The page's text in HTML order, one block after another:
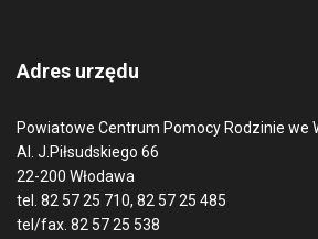
Adres urzędu
Powiatowe Centrum Pomocy Rodzinie we
Al. J.Piłsudskiego 66
22-200 Włodawa
tel. 82 57 25 710, 82 57 25 485
tel/fax. 82 57 25 538